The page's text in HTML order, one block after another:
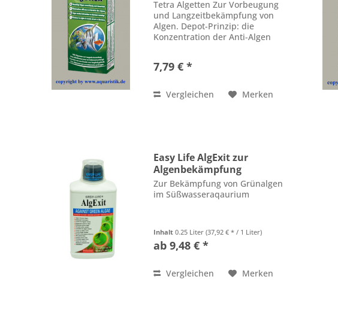
Tetra Algetten Zur Vorbeugung
und Langzeitbekämpfung von
Algen. Depot-Prinzip: die
Konzentration der Anti-Algen
dadurch milde Langzeitwirkung
Algen...
7,79 € *
Vergleichen Merken
Easy Life AlgExit zur
Algenbekämpfung
Zur Bekämpfung von Grünalgen
im Süßwasseraqaurium
Inhalt0.25 Liter(37,92 € * / 1 Liter)
ab 9,48 € *
Vergleichen Merken